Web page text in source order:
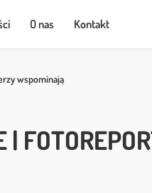
O nas Kontakt
wspominają